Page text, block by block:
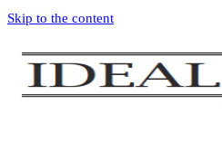
Skip to the content